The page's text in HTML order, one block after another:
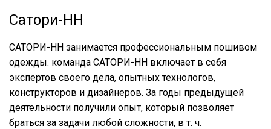
Сатори-НН
САТОРИ-НН занимается профессиональным пошивом
одежды. команда САТОРИ-НН включает в себя
экспертов своего дела, опытных технологов,
конструкторов и дизайнеров. За годы предыдущей
деятельности получили опыт, который позволяет
браться за задачи любой сложности, в т. ч.